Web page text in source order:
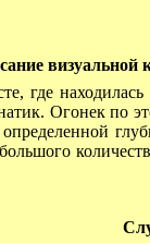
визуальной
где находилась
Огонек по